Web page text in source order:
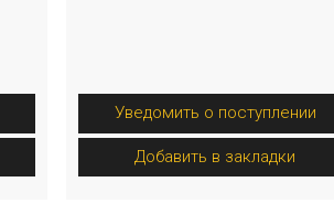
Уведомить о поступлении
Добавить в закладки